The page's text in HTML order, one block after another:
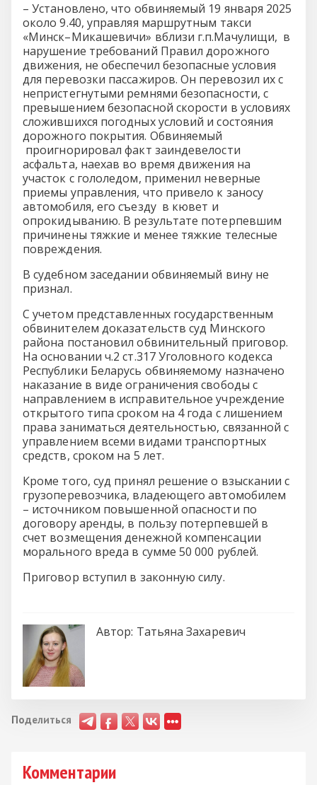
– Установлено, что обвиняемый 19 января 2025
около 9.40, управляя маршрутным такси
«Минск–Микашевичи» вблизи г.п.Мачулищи, в
нарушение требований Правил дорожного
движения, не обеспечил безопасные условия
для перевозки пассажиров. Он перевозил их с
непристегнутыми ремнями безопасности, с
превышением безопасной скорости в условиях
сложившихся погодных условий и состояния
дорожного покрытия. Обвиняемый
проигнорировал факт заиндевелости
асфальта, наехав во время движения на
участок с гололедом, применил неверные
приемы управления, что привело к заносу
автомобиля, его съезду в кювет и
опрокидыванию. В результате потерпевшим
причинены тяжкие и менее тяжкие телесные
повреждения.
В судебном заседании обвиняемый вину не
признал.
С учетом представленных государственным
обвинителем доказательств суд Минского
района постановил обвинительный приговор.
На основании ч.2 ст.317 Уголовного кодекса
Республики Беларусь обвиняемому назначено
наказание в виде ограничения свободы с
направлением в исправительное учреждение
открытого типа сроком на 4 года с лишением
права заниматься деятельностью, связанной с
управлением всеми видами транспортных
средств, сроком на 5 лет.
Кроме того, суд принял решение о взыскании с
грузоперевозчика, владеющего автомобилем
– источником повышенной опасности по
договору аренды, в пользу потерпевшей в
счет возмещения денежной компенсации
морального вреда в сумме 50 000 рублей.
Приговор вступил в законную силу.
Автор: Татьяна Захаревич
Поделиться
Комментарии